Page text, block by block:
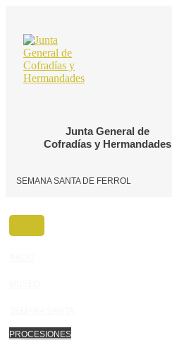
contenido
Junta General de
Cofradías y Hermandades
SEMANA SANTA DE FERROL
PROCESIONES